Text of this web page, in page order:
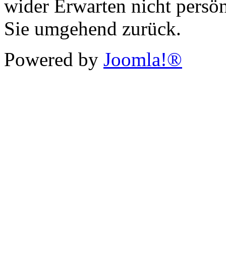
wider Erwarten nicht
Sie umgehend zurück.
Powered by Joomla!®